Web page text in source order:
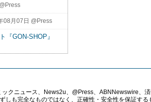
08月07日 @Press
『GON-SHOP』
クニュース、News2u、@Press、ABNNewswire、
も完全なものではなく、正確性・安全性を保証する